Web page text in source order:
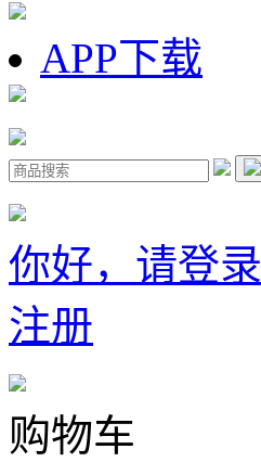
APP下载
你好，请登录
注册
购物车